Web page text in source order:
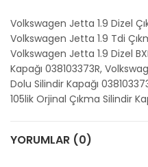
Volkswagen Jetta 1.9 Dizel
Volkswagen Jetta 1.9 Tdi
Volkswagen Jetta 1.9 Dizel
Kapağı 038103373R,
Dolu Silindir Kapağı
105lik Orjinal Çıkma Silindir
YORUMLAR (0)